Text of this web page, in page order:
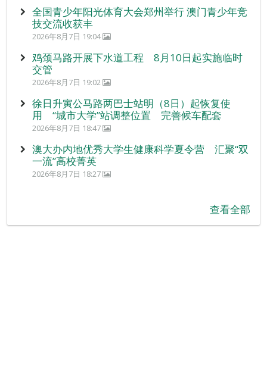
全国青少年阳光体育大会郑州举行 澳门青少年竞
技交流收获丰
2026年8月7日 19:04
鸡颈马路开展下水道工程 8月10日起实施临时
交管
2026年8月7日 19:02
徐日升寅公马路两巴士站明（8日）起恢复使
用 “城市大学”站调整位置 完善候车配套
2026年8月7日 18:47
澳大办内地优秀大学生健康科学夏令营 汇聚“双
一流”高校菁英
2026年8月7日 18:27
查看全部